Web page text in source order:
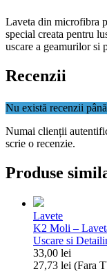
Laveta din microfibra
special creata pentru
uscare a geamurilor si
Recenzii
Nu există recenzii
Numai clienții
scrie o recenzie.
Produse
Lavete
K2 Moli –
Uscare si
33,00 lei
27,73 lei (Fara